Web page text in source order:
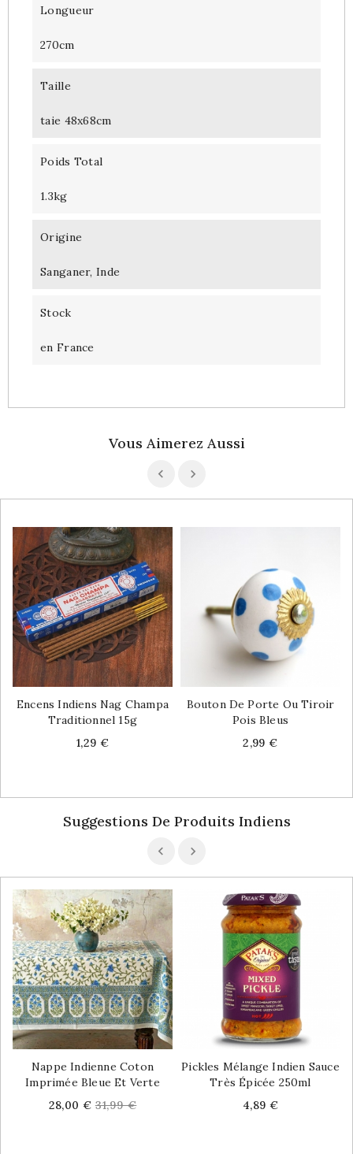
Longueur
270cm
Taille
taie 48x68cm
Poids Total
1.3kg
Origine
Sanganer, Inde
Stock
en France
Vous Aimerez Aussi
Encens Indiens Nag Champa
Traditionnel 15g
Price
1,29 €
Bouton De Porte Ou Tiroir
Pois Bleus
Price
2,99 €
Suggestions De Produits Indiens
Nappe Indienne Coton
Imprimée Bleue Et Verte
Price
28,00 € Regular
31,99 €
Pickles Mélange Indien Sauce
Très Épicée 250ml
Price
4,89 €